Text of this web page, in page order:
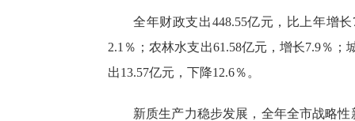
全年财政支出448.55亿元，比上年增长
2.1 ％；农林水支出61.58亿元，增长7.9％；
出13.57亿元，下降12.6％。
新质生产力稳步发展 ， 全年全市战略